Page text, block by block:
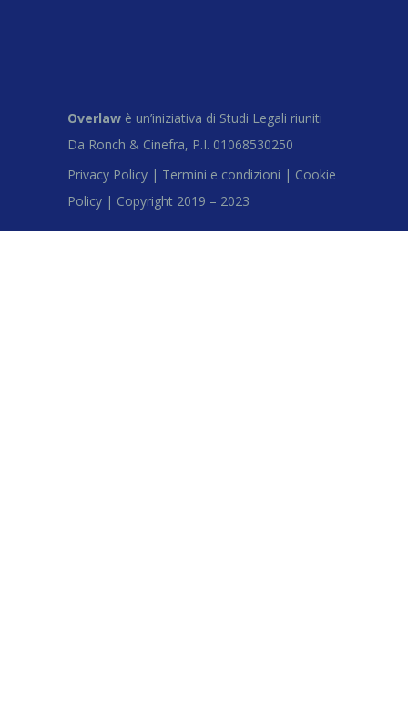
Overlaw è un’iniziativa di Studi Legali riuniti
Da Ronch & Cinefra, P.I. 01068530250
Privacy Policy | Termini e condizioni | Cookie
Policy | Copyright 2019 – 2023